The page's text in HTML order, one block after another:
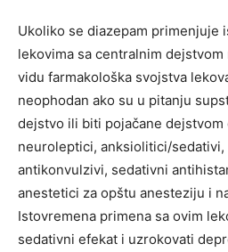
Ukoliko se diazepam primenjuje
lekovima sa centralnim
vidu farmakološka svojstva
neophodan ako su u pitanju
dejstvo ili biti pojačane dejstvom
neuroleptici, anksiolitici/
antikonvulzivi, sedativni
anestetici za opštu anesteziju i
Istovremena primena sa ovim
sedativni efekat i uzrokovati